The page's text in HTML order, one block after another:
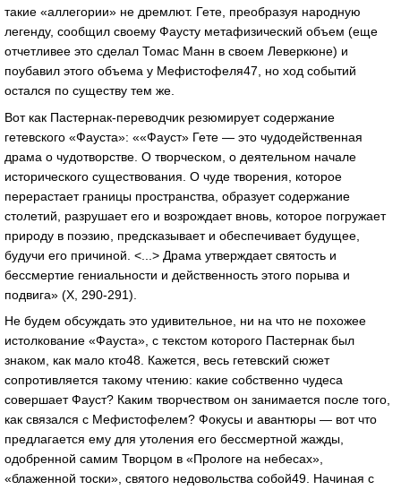
такие «аллегории» не дремлют. Гете, преобразуя народную
легенду, сообщил своему Фаусту метафизический объем (еще
отчетливее это сделал Томас Манн в своем Леверкюне) и
поубавил этого объема у Мефистофеля47, но ход событий
остался по существу тем же.
Вот как Пастернак-переводчик резюмирует содержание
гетевского «Фауста»: ««Фауст» Гете — это чудодейственная
драма о чудотворстве. О творческом, о деятельном начале
исторического существования. О чуде творения, которое
перерастает границы пространства, образует содержание
столетий, разрушает его и возрождает вновь, которое погружает
природу в поэзию, предсказывает и обеспечивает будущее,
будучи его причиной. <...> Драма утверждает святость и
бессмертие гениальности и действенность этого порыва и
подвига» (X, 290-291).
Не будем обсуждать это удивительное, ни на что не похожее
истолкование «Фауста», с текстом которого Пастернак был
знаком, как мало кто48. Кажется, весь гетевский сюжет
сопротивляется такому чтению: какие собственно чудеса
совершает Фауст? Каким творчеством он занимается после того,
как связался с Мефистофелем? Фокусы и авантюры — вот что
предлагается ему для утоления его бессмертной жажды,
одобренной самим Творцом в «Прологе на небесах»,
«блаженной тоски», святого недовольства собой49. Начиная с